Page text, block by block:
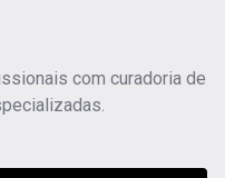
com curadoria de